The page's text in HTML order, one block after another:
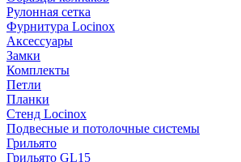
Рулонная сетка
Фурнитура Locinox
Аксессуары
Замки
Комплекты
Петли
Планки
Стенд Locinox
Подвесные и потолочные системы
Грильято
Грильято GL15